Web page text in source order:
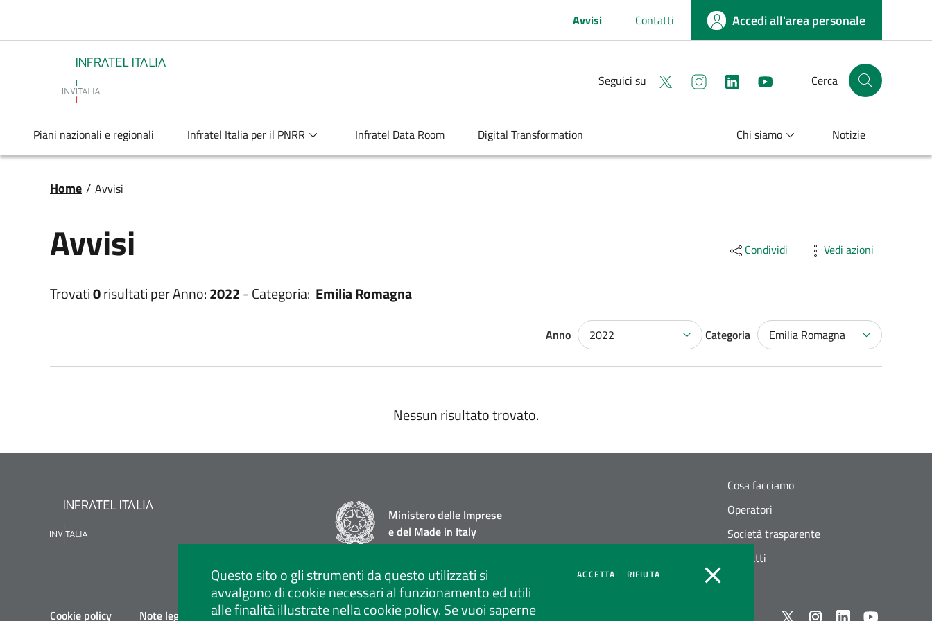
Avvisi Contatti Accedi all'area personale
Infratel Seguici su Seguici su XSeguici su instagram
linkedin youtubeCerca Cerca nel sito
Piani nazionali e regionali Infratel Italia per il PNRR Infratel Data Room Digital Transformation Chi siamo Notizie
Briciole di pane
Home / Avvisi
Avvisi Condividi Vedi azioni
Trovati0risultati perAnno:2022-Categoria: Emilia Romagna
Anno 2022 Categoria Emilia Romagna
Nessun risultato trovato.
Questo sito o gli strumenti da questo utilizzati si
avvalgono di cookie necessari al funzionamento ed utili
alle finalità illustrate nella cookie policy. Se vuoi saperne
ACCETTA COOKIES
RIFIUTACOOKIES
Ministero delle Imprese
e del Made in Italy
Cosa facciamo
Operatori
Società trasparente
Contatti
Cookie policy Note legali Privacy policy Social media policy Privacy policy call center Seguici su Xinstagram
linkedin